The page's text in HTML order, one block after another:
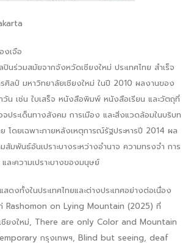
งเจือ
นร่วมสมัยจากจังหวัดเชียงใหม่ ประเทศไทย สำเร็จ
ศิลป์ มหาวิทยาลัยเชียงใหม่ ในปี 2010 ผลงานของ
วัน เช่น ใบเสร็จ หนังสือพิมพ์ หนังสือเรียน และวัตถุที่
จประเด็นทางสังคม การเมือง และสิ่งแวดล้อมในบริบท
โดยเฉพาะภายหลังเหตุการณ์รัฐประหารปี 2014 ผล
สัมพันธ์อันเปราะบางระหว่างอำนาจ ความทรงจำ การ
ละความเปราะบางของมนุษย์
งทั้งในประเทศไทยและต่างประเทศอย่างต่อเนื่อง
Rashomon on Lying Mountain (2025) ที่
ชียงใหม่, There are only Color and Mountain
กรุงเทพฯ, Blind but seeing, deaf